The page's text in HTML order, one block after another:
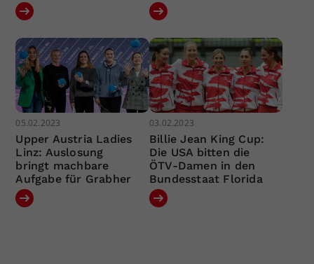
05.02.2023
Upper Austria Ladies
Linz: Auslosung
bringt machbare
Aufgabe für Grabher
03.02.2023
Billie Jean King Cup:
Die USA bitten die
ÖTV-Damen in den
Bundesstaat Florida